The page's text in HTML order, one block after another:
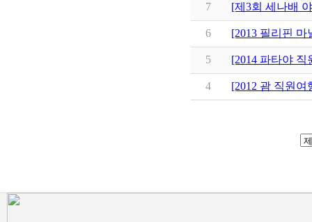
7 [제3회 세나배
6 [2013 필리핀
5 [2014 파타야
4 [2012 괌 직원여